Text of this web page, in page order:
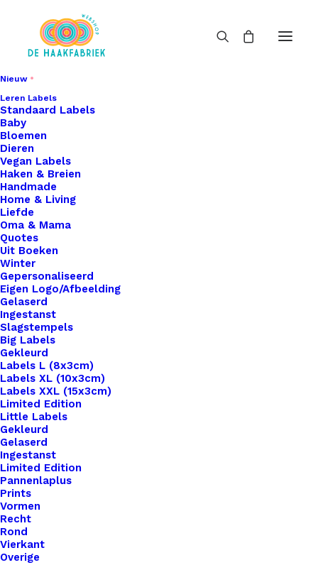
Nieuw
Leren Labels
Standaard Labels
Baby
Bloemen
Dieren
Vegan Labels
Haken & Breien
Handmade
Home & Living
Liefde
Oma & Mama
Quotes
Uit Boeken
Winter
Gepersonaliseerd
Eigen Logo/Afbeelding
Gelaserd
Ingestanst
Slagstempels
Big Labels
Gekleurd
Labels L (8x3cm)
Labels XL (10x3cm)
Labels XXL (15x3cm)
Limited Edition
Little Labels
Gekleurd
Gelaserd
Ingestanst
Limited Edition
Pannenlaplus
Prints
Vormen
Recht
Rond
Vierkant
OverigeRingetjes Dubbel 12mm Goud